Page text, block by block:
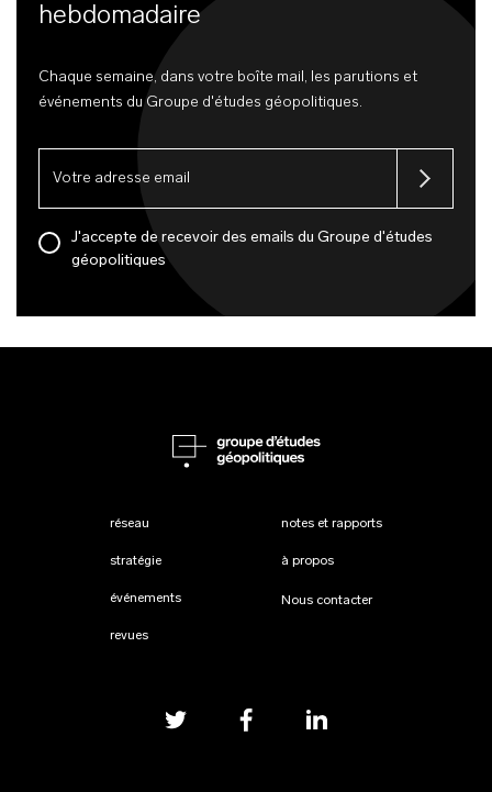
hebdomadaire
Chaque semaine, dans votre boîte mail, les parutions et
événements du Groupe d'études géopolitiques.
J'accepte de recevoir des emails du Groupe d'études
géopolitiques
réseau
stratégie
événements
revues
notes et rapports
à propos
Nous contacter